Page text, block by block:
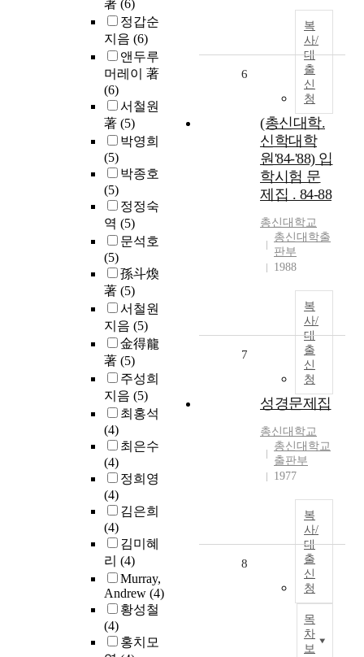
著 (6)
정갑순
지음 (6)
앤두루
머레이 著
(6)
서철원
著 (5)
박영희
(5)
박종호
(5)
정정숙
역 (5)
문석호
(5)
孫斗煥
著 (5)
서철원
지음 (5)
金得龍
著 (5)
주성희
지음 (5)
최홍석
(4)
최은수
(4)
정희영
(4)
김은희
(4)
김미혜
리 (4)
Murray,
Andrew (4)
황성철
(4)
홍치모
복
사/
대
출
신
청
6
(총신대학.
신학대학
원'84-'88) 입
학시험 문
제집 . 84-88
총신대학교
총신대학출
판부
1988
복
사/
대
출
신
청
7
성경문제집
총신대학교
총신대학교
출판부
1977
복
사/
대
출
신
청
목
차
보
8